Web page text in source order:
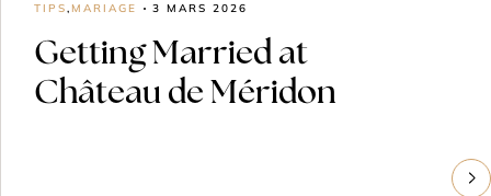
TIPS, MARIAGE 3 MARS 2026
Getting Married at
Château de Méridon